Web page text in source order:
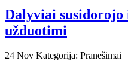
Dalyviai
užduotimi
24 Nov Kategorija: Pranešimai